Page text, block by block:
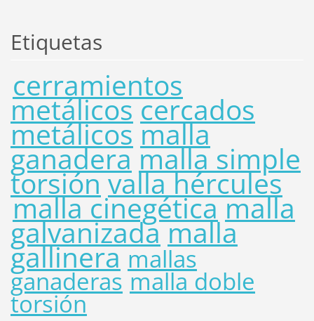
Etiquetas
cerramientos
metálicoscercados
metálicosmalla
ganadera malla simple
torsiónvalla hércules
malla cinegéticamalla
galvanizadamalla
gallinera mallas
ganaderas malla doble
torsión